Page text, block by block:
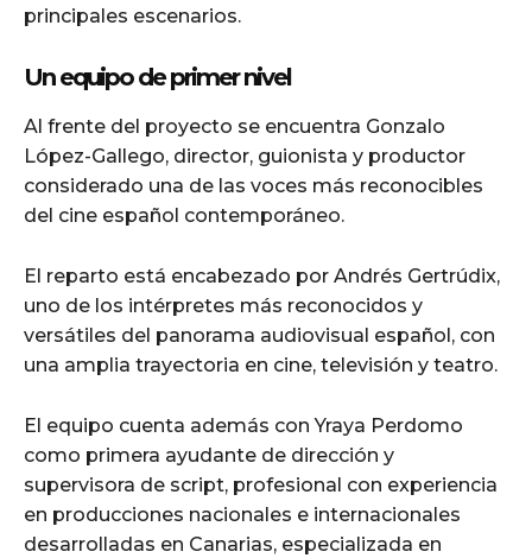
principales escenarios.
Un equipo de primer nivel
Al frente del proyecto se encuentra Gonzalo
López-Gallego, director, guionista y productor
considerado una de las voces más reconocibles
del cine español contemporáneo.
El reparto está encabezado por Andrés Gertrúdix,
uno de los intérpretes más reconocidos y
versátiles del panorama audiovisual español, con
una amplia trayectoria en cine, televisión y teatro.
El equipo cuenta además con Yraya Perdomo
como primera ayudante de dirección y
supervisora de script, profesional con experiencia
en producciones nacionales e internacionales
desarrolladas en Canarias, especializada en